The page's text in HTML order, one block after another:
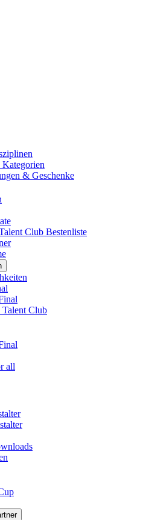
& Geschenke
Club Bestenliste
Talent Club
all